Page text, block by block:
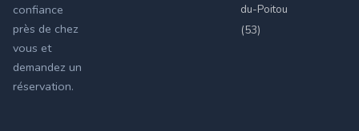
confiance
près de chez
vous et
demandez un
réservation.
du-Poitou
(53)